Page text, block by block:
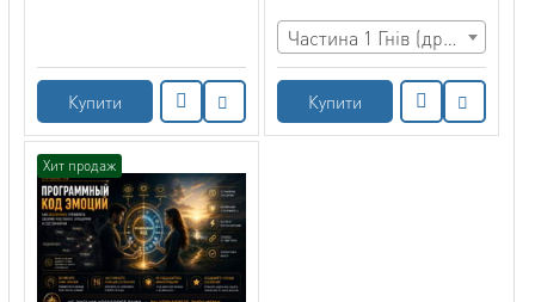
Купити
Частина 1 Гнів (дратівливість, злість, лють)
Купити
Хит продаж